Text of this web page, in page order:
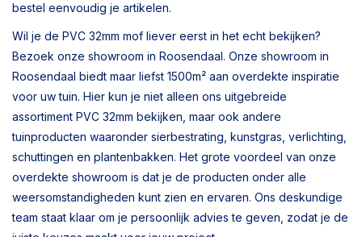
bestel eenvoudig je artikelen.
Wil je de PVC 32mm mof liever eerst in het echt bekijken?
Bezoek onze showroom in Roosendaal. Onze showroom in
Roosendaal biedt maar liefst 1500m² aan overdekte inspiratie
voor uw tuin. Hier kun je niet alleen ons uitgebreide
assortiment PVC 32mm bekijken, maar ook andere
tuinproducten waaronder sierbestrating, kunstgras, verlichting,
schuttingen en plantenbakken. Het grote voordeel van onze
overdekte showroom is dat je de producten onder alle
weersomstandigheden kunt zien en ervaren. Ons deskundige
team staat klaar om je persoonlijk advies te geven, zodat je de